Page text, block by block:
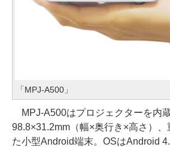
「MPJ-A500」
MPJ-A500はプロジェクターを内
98.8×31.2mm（幅×奥行き×高さ）
た小型Android端末。OSはAndroid